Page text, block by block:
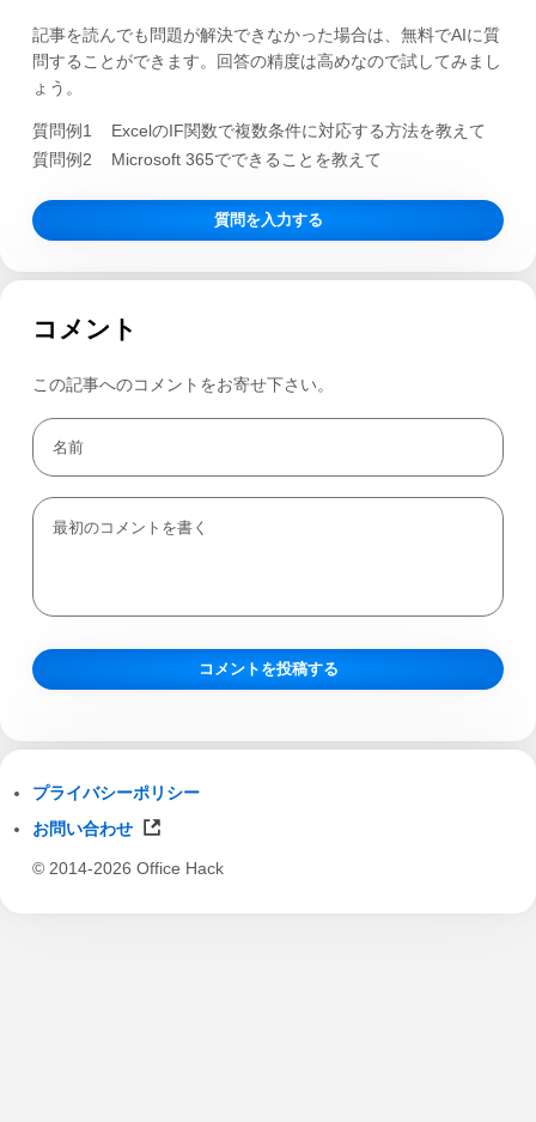
記事を読んでも問題が解決できなかった場合は、無料でAIに質
問することができます。回答の精度は高めなので試してみまし
ょう。
質問例1
ExcelのIF関数で複数条件に対応する方法を教えて
質問例2
Microsoft 365でできることを教えて
質問を入力する
コメント
この記事へのコメントをお寄せ下さい。
プライバシーポリシー
お問い合わせ
© 2014-2026 Office Hack